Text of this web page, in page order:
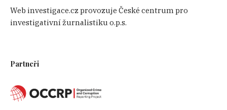
Web investigace.cz provozuje České centrum pro
investigativní žurnalistiku o.p.s.
Partneři